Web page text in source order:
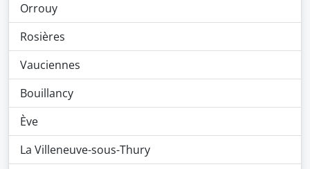
Orrouy
Rosières
Vauciennes
Bouillancy
Ève
La Villeneuve-sous-Thury